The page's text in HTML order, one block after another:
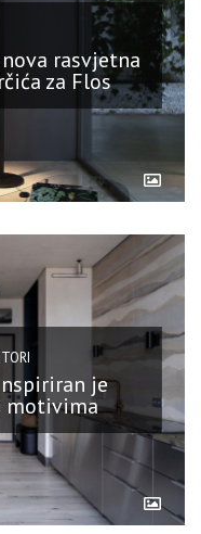
rasvjetna
za Flos
je
motivima